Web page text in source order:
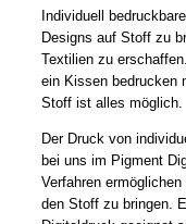
Individuell
Designs auf Stoff zu
Textilien zu
ein Kissen bedrucken
Stoff ist alles möglich.
Der Druck von
bei uns im Pigment
Verfahren
den Stoff zu bringen.